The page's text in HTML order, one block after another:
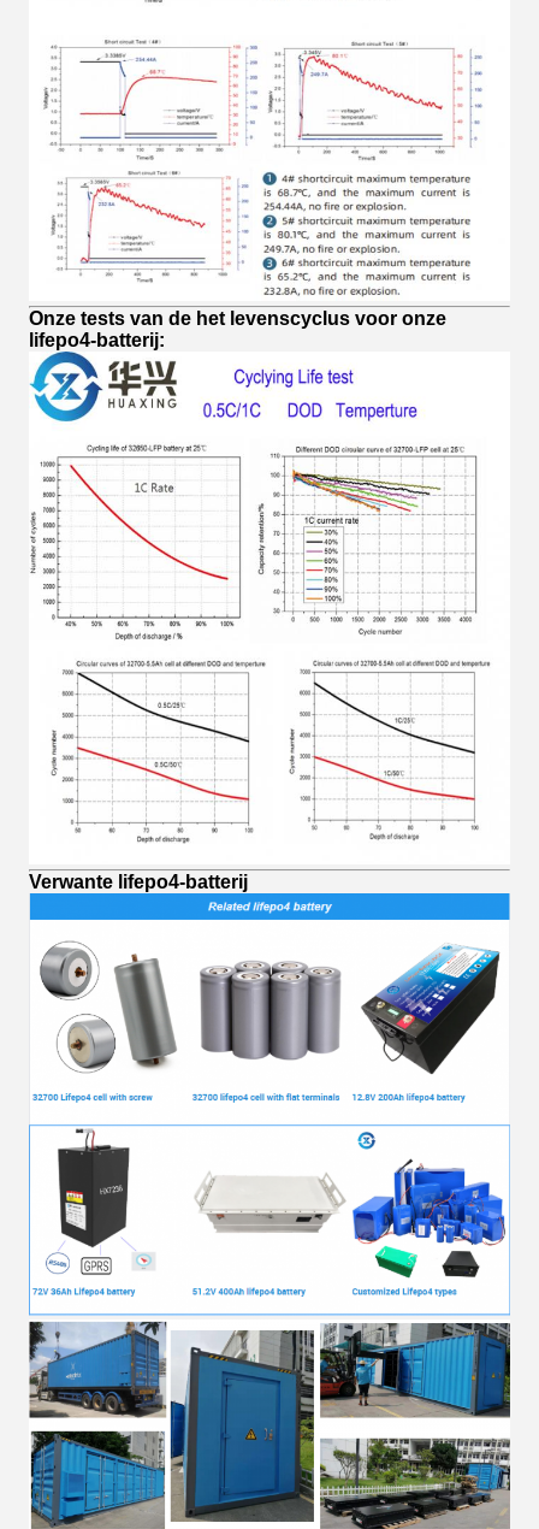
Onze tests van de het levenscyclus voor onze
lifepo4-batterij:
Verwante lifepo4-batterij